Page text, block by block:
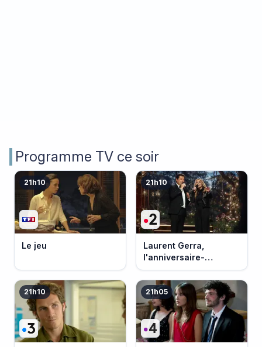
Programme TV ce soir
21h10
Le jeu
21h10
Laurent Gerra,
l'anniversaire-
événement
21h10 21h05